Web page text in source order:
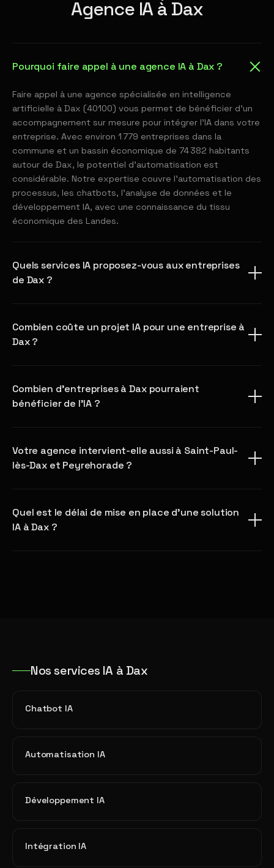
Agence IA à Dax
Pourquoi faire appel à une agence IA à Dax ?
Faire appel à une agence spécialisée en intelligence
artificielle à Dax (40100) vous permet de bénéficier d'un
accompagnement sur mesure pour intégrer l'IA dans votre
entreprise. Avec environ 1 779 entreprises dans la
commune et un bassin économique de 74 382 habitants
autour de Dax, le potentiel d'automatisation est
considérable. Notre expertise couvre l'automatisation des
processus, les chatbots, l'analyse de données et le
développement IA, avec une connaissance du tissu
économique des Landes.
Quels services IA proposez-vous aux entreprises
de Dax ?
Combien coûte un projet IA pour une entreprise à
Dax ?
Combien d'entreprises à Dax pourraient
bénéficier de l'IA ?
Votre agence intervient-elle aussi à Saint-Paul-
lès-Dax et Peyrehorade ?
Quel est le délai de mise en place d'une solution
IA à Dax ?
Nos services IA à Dax
Chatbot IA
Automatisation IA
Développement IA
Intégration IA